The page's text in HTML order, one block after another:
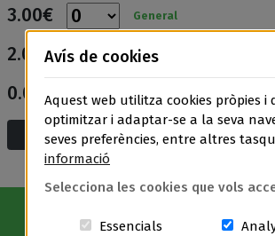
3.00€ General
2.00€ Entrada reduïda
0.00€ Entrada gratuïta
Afegeix a la cistella i
Avís Legal|Política de privacitat|Política
Avís de cookies
Aquest web utilitza cookies pròpies i
optimitzar i adaptar-se a la seva
seves preferències, entre altres
informació
Selecciona les cookies que vols
Essencials Aquestes